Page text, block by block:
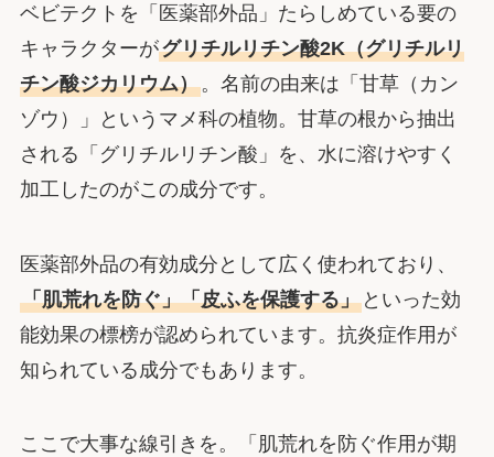
ベビテクトを「医薬部外品」たらしめている要の
キャラクターがグリチルリチン酸2K（グリチルリ
チン酸ジカリウム）。名前の由来は「甘草（カン
ゾウ）」というマメ科の植物。甘草の根から抽出
される「グリチルリチン酸」を、水に溶けやすく
加工したのがこの成分です。
医薬部外品の有効成分として広く使われており、
「肌荒れを防ぐ」「皮ふを保護する」といった効
能効果の標榜が認められています。抗炎症作用が
知られている成分でもあります。
ここで大事な線引きを。「肌荒れを防ぐ作用が期